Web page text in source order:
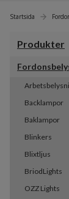
Startsida
Produkter
Backlampor
Baklampor
Blinkers
Blixtljus
BriodLights
OZZ Lights